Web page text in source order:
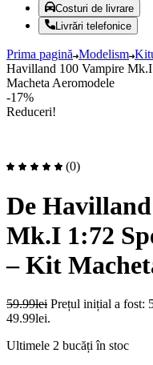
Costuri de livrare
Livrări telefonice
Prima pagină Modelism
Havilland 100 Vampire
Macheta Aeromodele
-17%
Reduceri!
(0)
De
Mk.I 1:72
– Kit
59.99lei Prețul inițial a fost:
49.99lei.
Ultimele 2 bucăți în stoc